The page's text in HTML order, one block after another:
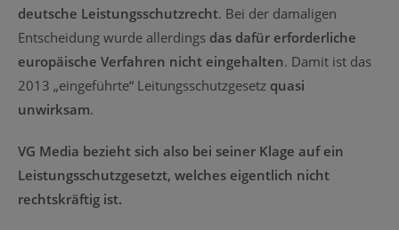
deutsche Leistungsschutzrecht. Bei der damaligen
Entscheidung wurde allerdings das dafür erforderliche
europäische Verfahren nicht eingehalten. Damit ist das
2013 „eingeführte“ Leitungsschutzgesetz quasi
unwirksam.
VG Media bezieht sich also bei seiner Klage auf ein
Leistungsschutzgesetzt, welches eigentlich nicht
rechtskräftig ist.